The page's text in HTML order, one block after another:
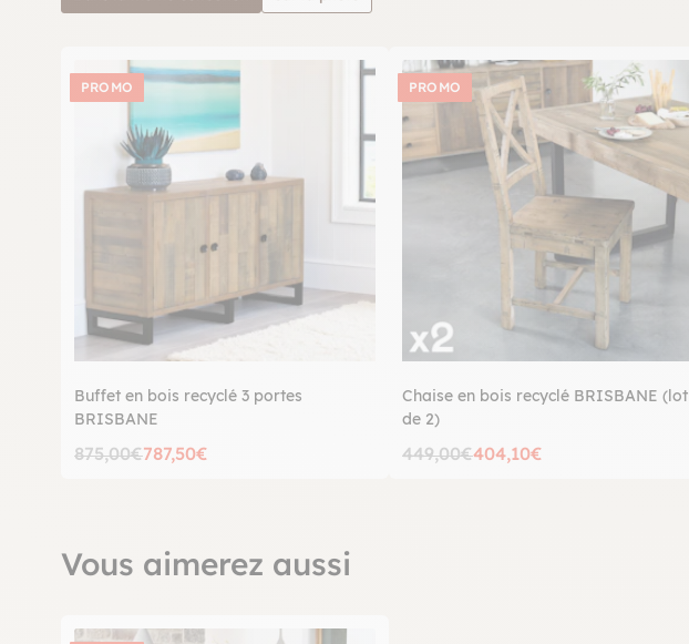
PROMO
Buffet en bois recyclé 3 portes
BRISBANE
875,00€787,50€
PROMO
Chaise en bois recyclé BRISBANE (lot
de 2)
449,00€404,10€
Vous aimerez aussi